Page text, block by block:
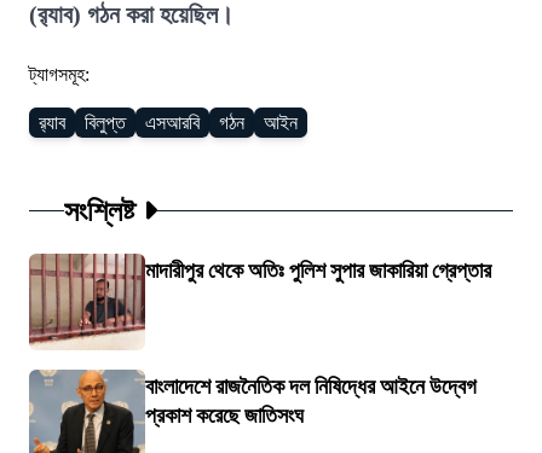
(র‍্যাব) গঠন করা হয়েছিল।
ট্যাগসমূহ:
র‍্যাব বিলুপ্ত এসআরবি গঠন আইন
সংশ্লিষ্ট
মাদারীপুর থেকে অতিঃ পুলিশ সুপার জাকারিয়া গ্রেপ্তার
বাংলাদেশে রাজনৈতিক দল নিষিদ্ধের আইনে উদ্বেগ
প্রকাশ করেছে জাতিসংঘ